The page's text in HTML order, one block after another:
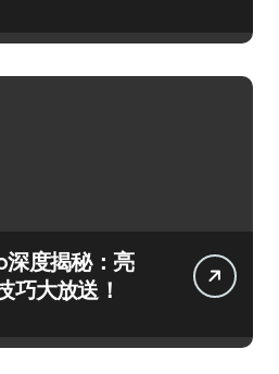
深度揭秘：亮
巧大放送！